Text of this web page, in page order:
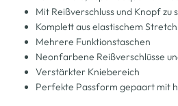
Mit Reißverschluss und Knopf zu
Komplett aus elastischem
Mehrere Funktionstaschen
Neonfarbene Reißverschlüsse
Verstärkter Kniebereich
Perfekte Passform gepaart mit